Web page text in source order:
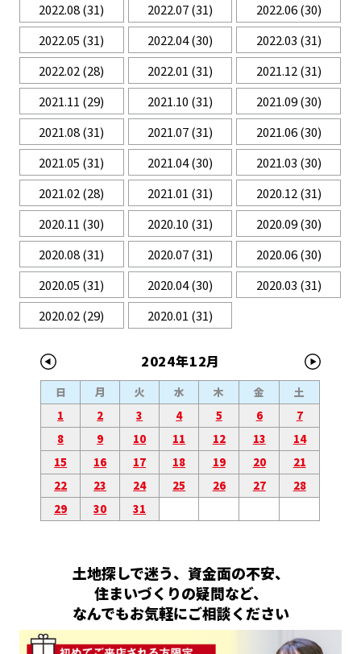
2022.08(31) 2022.07(31) 2022.06(30)
2022.05 (31) 2022.04(30) 2022.03 (31)
2022.02(28) 2022.01 (31) 2021.12(31)
2021.11 (29) 2021.10 (31) 2021.09(30)
2021.08(31) 2021.07(31) 2021.06(30)
2021.05 (31) 2021.04(30) 2021.03 (30)
2021.02(28) 2021.01 (31) 2020.12(31)
2020.11 (30) 2020.10 (31) 2020.09(30)
2020.08(31) 2020.07(31) 2020.06(30)
2020.05 (31) 2020.04(30) 2020.03 (31)
2020.02(29) 2020.01 (31)
2024年12月
日 月 火 水 木 金
土
1
2 3 4 5 6
7
8
9 10 11 12 13
14
15
16 17 18 19 20
21
22
23 24 25 26 27
28
29
30 31
土地探しで迷う、資金面の不安、
住まいづくりの疑問など、
なんでもお気軽にご相談ください